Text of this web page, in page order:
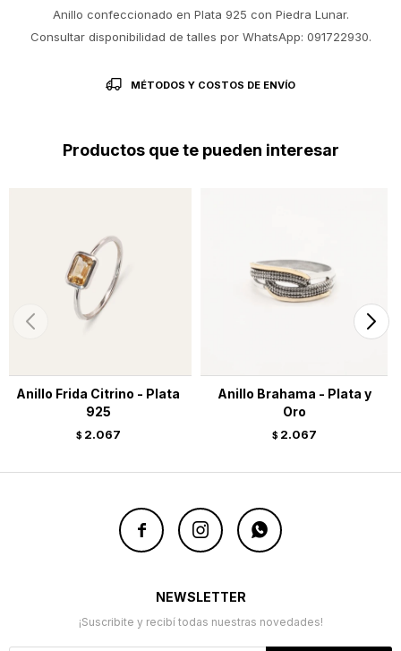
Anillo confeccionado en Plata 925 con Piedra Lunar.
Consultar disponibilidad de talles por WhatsApp: 091722930.
MÉTODOS Y COSTOS DE ENVÍO
Productos que te pueden interesar
Anillo Frida Citrino - Plata
925
$ 2.067
Anillo Brahama - Plata y
Oro
$ 2.067
  
NEWSLETTER
¡Suscribite y recibí todas nuestras novedades!